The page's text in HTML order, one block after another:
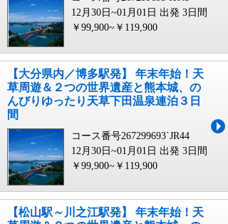
12月30日~01月01日 出発 3日間
￥99,900~￥119,900
【大分県内／博多駅発】 年末年始！天
草周遊＆２つの世界遺産と熊本城、の
んびりゆったり天草下田温泉連泊３日
間
コース番号267299693`JR44
12月30日~01月01日 出発 3日間
￥99,900~￥119,900
【松山駅～川之江駅発】 年末年始！天